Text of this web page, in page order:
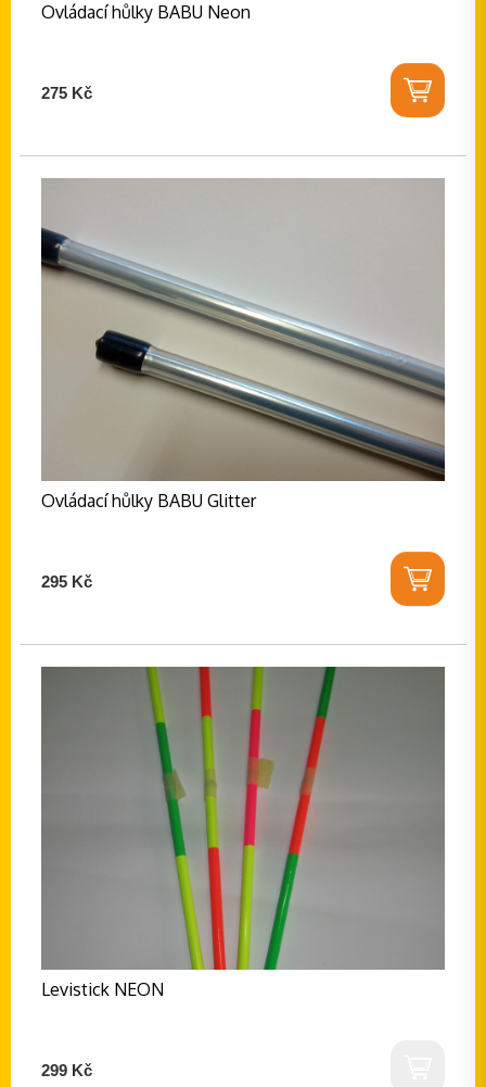
Ovládací hůlky BABU Neon
275 Kč
Ovládací hůlky BABU Glitter
295 Kč
Levistick NEON
299 Kč